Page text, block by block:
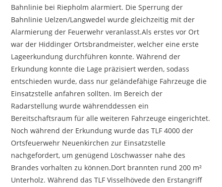
Bahnlinie bei Riepholm alarmiert. Die Sperrung der
Bahnlinie Uelzen/Langwedel wurde gleichzeitig mit der
Alarmierung der Feuerwehr veranlasst.Als erstes vor Ort
war der Hiddinger Ortsbrandmeister, welcher eine erste
Lageerkundung durchführen konnte. Während der
Erkundung konnte die Lage präzisiert werden, sodass
entschieden wurde, dass nur geländefähige Fahrzeuge die
Einsatzstelle anfahren sollten. Im Bereich der
Radarstellung wurde währenddessen ein
Bereitschaftsraum für alle weiteren Fahrzeuge eingerichtet.
Noch während der Erkundung wurde das TLF 4000 der
Ortsfeuerwehr Neuenkirchen zur Einsatzstelle
nachgefordert, um genügend Löschwasser nahe des
Brandes vorhalten zu können.Dort brannten rund 200 m²
Unterholz. Während das TLF Visselhövede den Erstangriff